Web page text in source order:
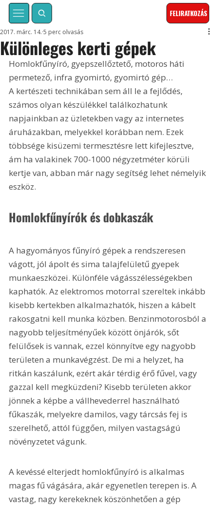
FELIRATKOZÁS
Különleges kerti gépek
2017. márc. 14. 5 perc olvasás
Homlokfűnyíró, gyepszellőztető, motoros háti
permetező, infra gyomirtó, gyomirtó gép…
A kertészeti technikában sem áll le a fejlődés,
számos olyan készülékkel találkozhatunk
napjainkban az üzletekben vagy az internetes
áruházakban, melyekkel korábban nem. Ezek
többsége kisüzemi termesztésre lett kifejlesztve,
ám ha valakinek 700-1000 négyzetméter körüli
kertje van, abban már nagy segítség lehet némelyik
eszköz.
Homlokfűnyírók és dobkaszák
A hagyományos fűnyíró gépek a rendszeresen
vágott, jól ápolt és sima talajfelületű gyepek
munkaeszközei. Különféle vágásszélességekben
kaphatók. Az elektromos motorral szereltek inkább
kisebb kertekben alkalmazhatók, hiszen a kábelt
rakosgatni kell munka közben. Benzinmotorosból a
nagyobb teljesítményűek között önjárók, sőt
felülősek is vannak, ezzel könnyítve egy nagyobb
területen a munkavégzést. De mi a helyzet, ha
ritkán kaszálunk, ezért akár térdig érő fűvel, vagy
gazzal kell megküzdeni? Kisebb területen akkor
jönnek a képbe a vállhevederrel használható
fűkaszák, melyekre damilos, vagy tárcsás fej is
szerelhető, attól függően, milyen vastagságú
növényzetet vágunk.
A kevéssé elterjedt homlokfűnyíró is alkalmas
magas fű vágására, akár egyenetlen terepen is. A
vastag, nagy kerekeknek köszönhetően a gép